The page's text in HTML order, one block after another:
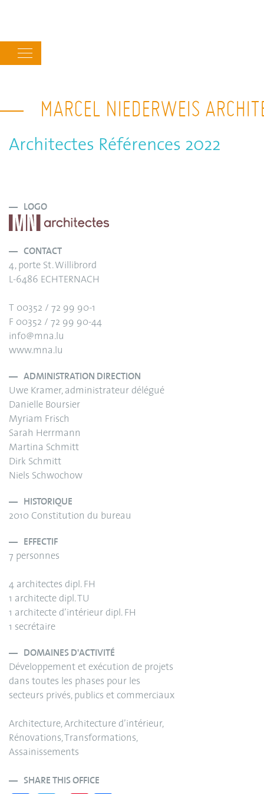
navigation
MARCEL NIEDERWEIS
Architectes Références 2022
LOGO
CONTACT
4, porte St. Willibrord
L-6486 ECHTERNACH
T 00352 / 72 99 90-1
F 00352 / 72 99 90-44
info@mna.lu
www.mna.lu
ADMINISTRATION DIRECTION
Uwe Kramer, administrateur délégué
Danielle Boursier
Myriam Frisch
Sarah Herrmann
Martina Schmitt
Dirk Schmitt
Niels Schwochow
HISTORIQUE
2010 Constitution du bureau
EFFECTIF
7 personnes
4 architectes dipl. FH
1 architecte dipl. TU
1 architecte d’intérieur dipl. FH
1 secrétaire
DOMAINES D'ACTIVITÉ
Développement et exécution de projets
dans toutes les phases pour les
secteurs privés, publics et commerciaux
Architecture, Architecture d’intérieur,
Rénovations, Transformations,
Assainissements
SHARE THIS OFFICE